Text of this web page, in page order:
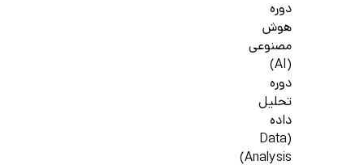
دوره
هوش
مصنوعی
(AI)
دوره
تحلیل
داده
(Data
Analysis)